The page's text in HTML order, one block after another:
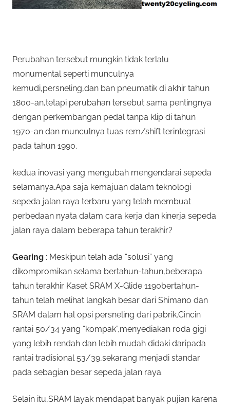
Perubahan tersebut mungkin tidak terlalu
monumental seperti munculnya
kemudi,persneling,dan ban pneumatik di akhir tahun
1800-an,tetapi perubahan tersebut sama pentingnya
dengan perkembangan pedal tanpa klip di tahun
1970-an dan munculnya tuas rem/shift terintegrasi
pada tahun 1990.
kedua inovasi yang mengubah mengendarai sepeda
selamanya.Apa saja kemajuan dalam teknologi
sepeda jalan raya terbaru yang telah membuat
perbedaan nyata dalam cara kerja dan kinerja sepeda
jalan raya dalam beberapa tahun terakhir?
Gearing : Meskipun telah ada “solusi” yang
dikompromikan selama bertahun-tahun,beberapa
tahun terakhir Kaset SRAM X-Glide 1190bertahun-
tahun telah melihat langkah besar dari Shimano dan
SRAM dalam hal opsi persneling dari pabrik.Cincin
rantai 50/34 yang “kompak”,menyediakan roda gigi
yang lebih rendah dan lebih mudah didaki daripada
rantai tradisional 53/39,sekarang menjadi standar
pada sebagian besar sepeda jalan raya.
Selain itu,SRAM layak mendapat banyak pujian karena